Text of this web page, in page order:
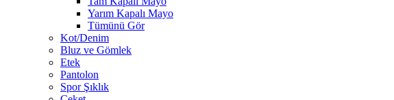
Yarım Kapalı Mayo
Tümünü Gör
Kot/Denim
Bluz ve Gömlek
Etek
Pantolon
Spor Şıklık